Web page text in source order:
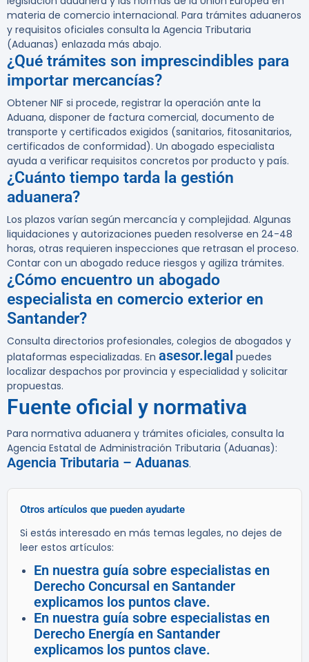
materia de comercio internacional. Para trámites aduaneros
y requisitos oficiales consulta la Agencia Tributaria
(Aduanas) enlazada más abajo.
¿Qué trámites son imprescindibles para
importar mercancías?
Obtener NIF si procede, registrar la operación ante la
Aduana, disponer de factura comercial, documento de
transporte y certificados exigidos (sanitarios, fitosanitarios,
certificados de conformidad). Un abogado especialista
ayuda a verificar requisitos concretos por producto y país.
¿Cuánto tiempo tarda la gestión
aduanera?
Los plazos varían según mercancía y complejidad. Algunas
liquidaciones y autorizaciones pueden resolverse en 24-48
horas, otras requieren inspecciones que retrasan el proceso.
Contar con un abogado reduce riesgos y agiliza trámites.
¿Cómo encuentro un abogado
especialista en comercio exterior en
Santander?
Consulta directorios profesionales, colegios de abogados y
plataformas especializadas. En asesor.legal puedes
localizar despachos por provincia y especialidad y solicitar
propuestas.
Fuente oficial y normativa
Para normativa aduanera y trámites oficiales, consulta la
Agencia Estatal de Administración Tributaria (Aduanas):
Agencia Tributaria – Aduanas.
Otros artículos que pueden ayudarte
Si estás interesado en más temas legales, no dejes de
leer estos artículos:
En nuestra guía sobre especialistas en
Derecho Concursal en Santander
explicamos los puntos clave.
En nuestra guía sobre especialistas en
Derecho Energía en Santander
explicamos los puntos clave.